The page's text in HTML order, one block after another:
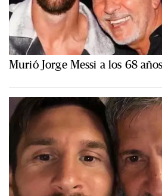
Murió Jorge Messi a los 68 años